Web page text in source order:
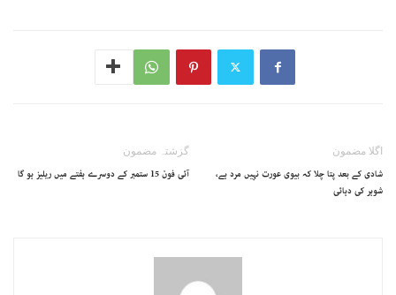
گزشتہ مضمون
آئی فون 15 ستمبر کے دوسرے ہفتے میں ریلیز ہو گا
اگلا مضمون
شادی کے بعد پتا چلا کہ بیوی عورت نہیں مرد ہے،
شوہر کی دہائی